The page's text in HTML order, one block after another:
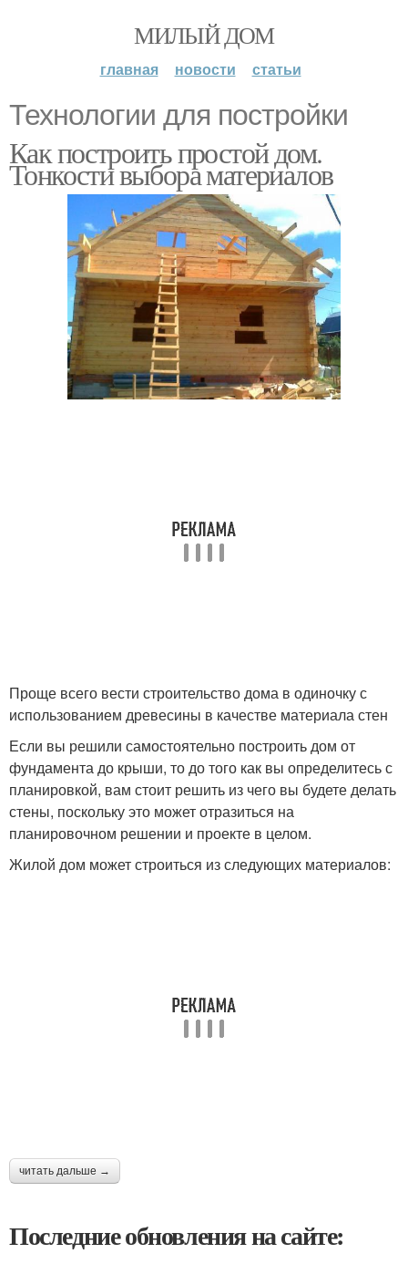
МИЛЫЙ ДОМ
главная новости статьи
Технологии для постройки
Как построить простой дом.
Тонкости выбора материалов
Проще всего вести строительство дома в одиночку с
использованием древесины в качестве материала стен
Если вы решили самостоятельно построить дом от
фундамента до крыши, то до того как вы определитесь с
планировкой, вам стоит решить из чего вы будете делать
стены, поскольку это может отразиться на
планировочном решении и проекте в целом.
Жилой дом может строиться из следующих материалов:
читать дальше →
Последние обновления на сайте: